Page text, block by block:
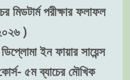
মিডটার্ম পরীক্ষার ফলাফল
)
ইন ফায়ার সায়েন্স
৫ম ব্যাচের মৌখিক